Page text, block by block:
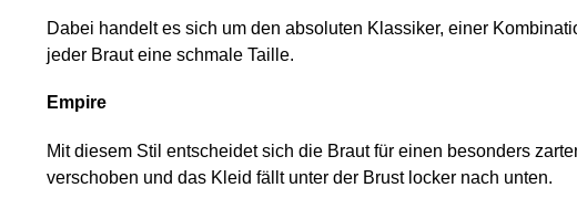
Dabei handelt es sich um den absoluten Klassiker, einer
jeder Braut eine schmale Taille.
Empire
Mit diesem Stil entscheidet sich die Braut für einen besonders
verschoben und das Kleid fällt unter der Brust locker nach unten.